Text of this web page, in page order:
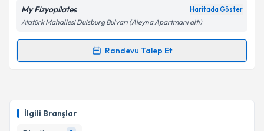
İlgili Branşlar
My Fizyopilates Haritada Göster
Atatürk Mahallesi Duisburg Bulvarı (Aleyna Apartmanı altı)
Randevu Talep Et
Randevu Takvimi Talebi
takvim hazırlandığında e-posta ile bilgilendireceğiz.